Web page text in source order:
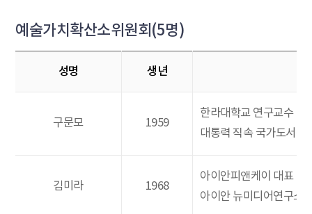
예술가치확산소위원회(5명)
성명 생년
구문모 1959
한라대학교 연구교수
대통력 직속 국가도서관
김미라 1968
아이안피앤케이 대표
아이안 뉴미디어연구소